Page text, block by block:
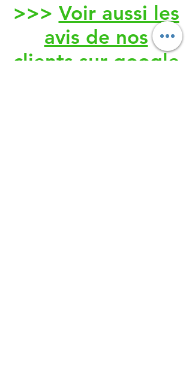
>>> Voir aussi les
avis de nos
clients sur google